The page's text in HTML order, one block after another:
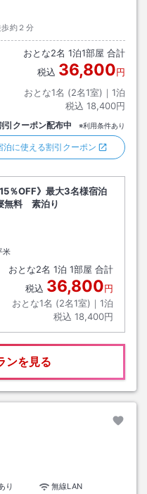
約２分
おとな2名 1泊1部屋 合計
税込 36,800円
おとな1名 (2名1室)｜ 1泊
税込 18,400円
引クーポン配布中 ※利用条件あり
に使える割引クーポン
％OFF》最大3名様宿泊
無料 素泊り
米
おとな2名 1泊 1部屋 合計
税込 36,800円
おとな1名 (2名1室)｜ 1泊
税込 18,400円
ンを見る
り
無線LAN